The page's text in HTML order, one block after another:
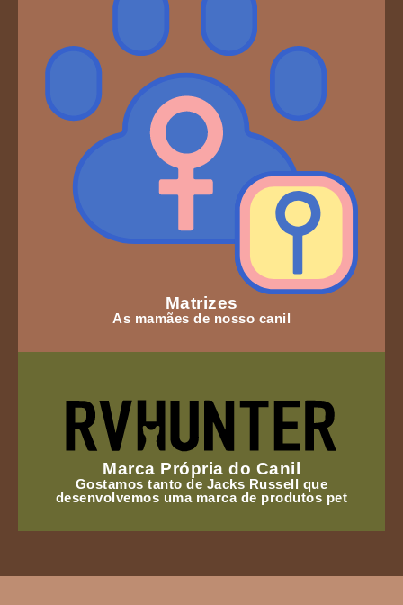
Matrizes
As mamães de nosso canil
Marca Própria do Canil
Gostamos tanto de Jacks Russell que
desenvolvemos uma marca de produtos pet